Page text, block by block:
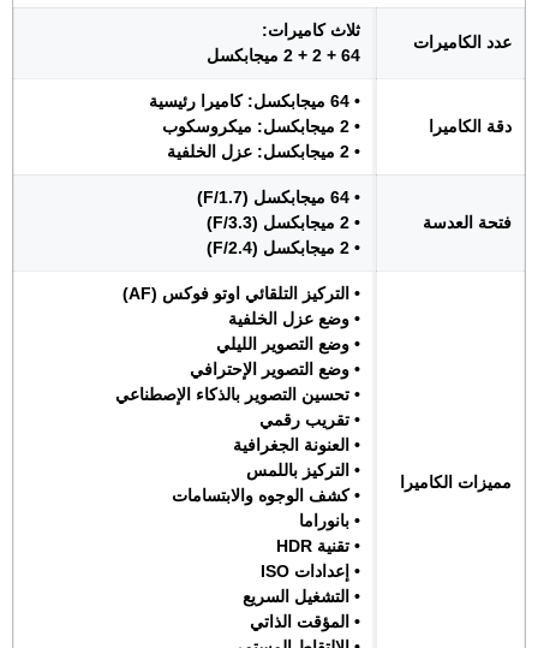
عدد الكاميرات
ثلاث كاميرات:
64 + 2 + 2 ميجابكسل
دقة الكاميرا
• 64 ميجابكسل: كاميرا رئيسية
• 2 ميجابكسل: ميكروسكوب
• 2 ميجابكسل: عزل الخلفية
فتحة العدسة
• 64 ميجابكسل (F/1.7)
• 2 ميجابكسل (F/3.3)
• 2 ميجابكسل (F/2.4)
مميزات الكاميرا
• التركيز التلقائي اوتو فوكس (AF)
• وضع عزل الخلفية
• وضع التصوير الليلي
• وضع التصوير الإحترافي
• تحسين التصوير بالذكاء الإصطناعي
• تقريب رقمي
• العنونة الجغرافية
• التركيز باللمس
• كشف الوجوه والابتسامات
• بانوراما
• تقنية HDR
• إعدادات ISO
• التشغيل السريع
• المؤقت الذاتي